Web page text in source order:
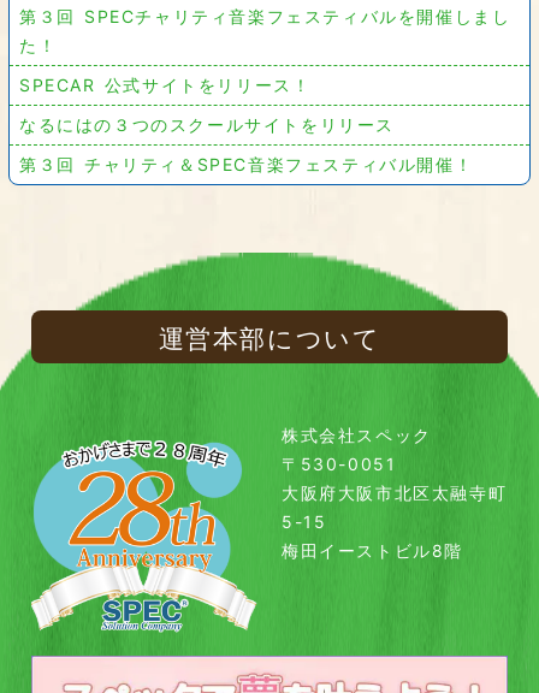
第３回 SPECチャリティ音楽フェスティバルを開催しまし
た！
SPECAR 公式サイトをリリース！
なるにはの３つのスクールサイトをリリース
第３回 チャリティ＆SPEC音楽フェスティバル開催！
運営本部について
株式会社スペック
〒530-0051
大阪府大阪市北区太融寺町
5-15
梅田イーストビル8階